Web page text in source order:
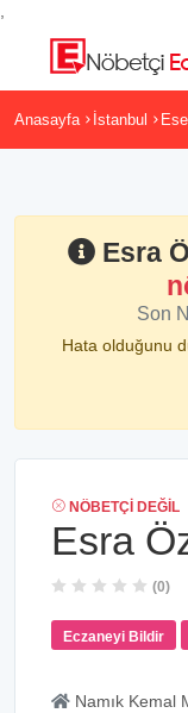
Anasayfa İstanbul
Esra
Son
Hata olduğunu
NÖBETÇI DEĞIL
Esra
(0)
Eczaneyi Bildir
Namık Kemal